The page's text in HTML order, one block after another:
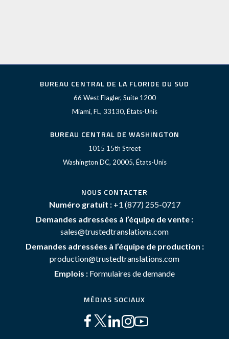
BUREAU CENTRAL DE LA FLORIDE DU SUD
66 West Flagler, Suite 1200
Miami, FL, 33130, États-Unis
BUREAU CENTRAL DE WASHINGTON
1015 15th Street
Washington DC, 20005, États-Unis
NOUS CONTACTER
Numéro gratuit : +1 (877) 255-0717
Demandes adressées à l’équipe de vente :
sales@trustedtranslations.com
Demandes adressées à l’équipe de production :
production@trustedtranslations.com
Emplois : Formulaires de demande
MÉDIAS SOCIAUX